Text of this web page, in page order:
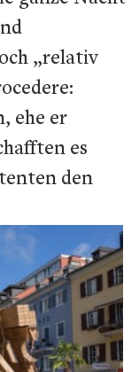
„relativ
ehe er
es
den